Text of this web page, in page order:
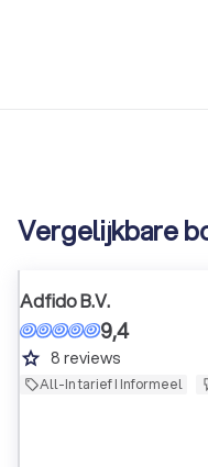
Vergelijkbare
Adfido B.V.
9,4
grade 8 reviews
All-In tarief I Informeel